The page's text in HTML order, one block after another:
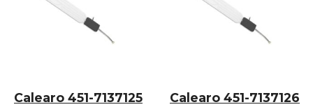
Calearo 451-7137125
Calearo 451-7137126